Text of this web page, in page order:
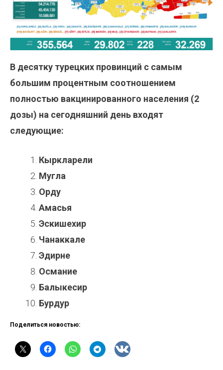
В десятку турецких провинций с самым
большим процентным соотношением
полностью вакцинированного населения (2
дозы) на сегодняшний день входят
следующие:
Кыркларели
Мугла
Орду
Амасья
Эскишехир
Чанаккале
Эдирне
Османие
Балыкесир
Бурдур
Поделиться новостью: